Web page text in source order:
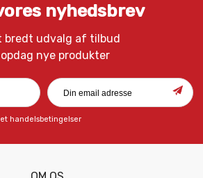
nyhedsbrev
bredt udvalg af tilbud
opdag nye produkter
handelsbetingelser